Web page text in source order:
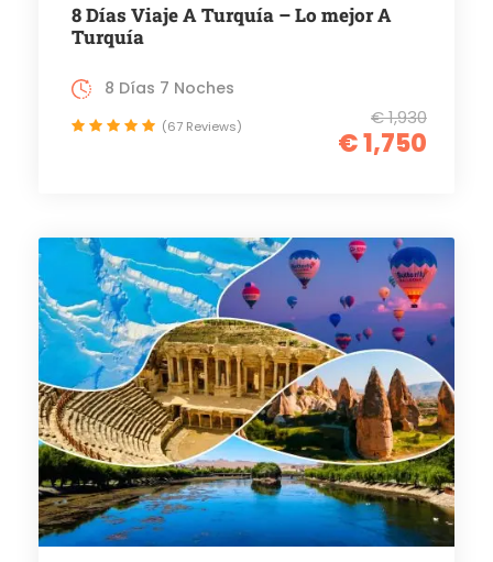
8 Días Viaje A Turquía – Lo mejor A
Turquía
€ 1,930
€ 1,750
8 Días 7 Noches
(67 Reviews)